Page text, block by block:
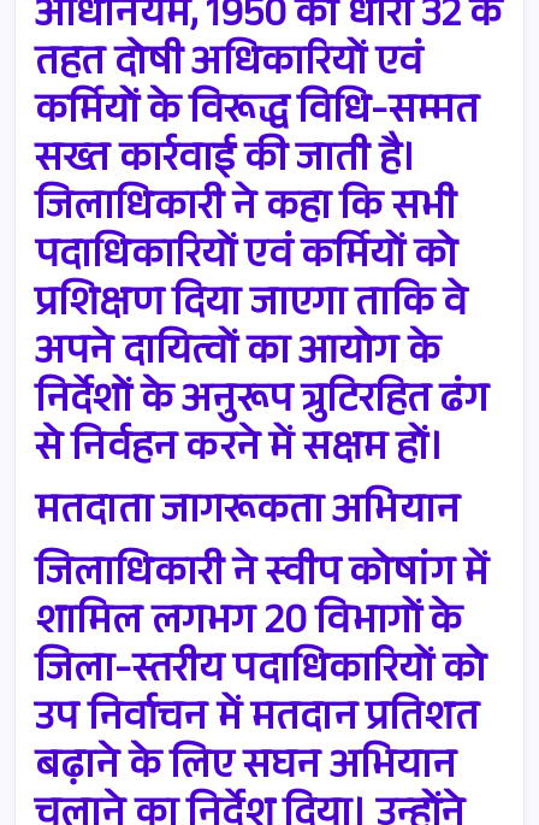
अधिनियम, 1950 की धारा 32 के
तहत दोषी अधिकारियों एवं
कर्मियों के विरूद्ध विधि-सम्मत
सख्त कार्रवाई की जाती है।
जिलाधिकारी ने कहा कि सभी
पदाधिकारियों एवं कर्मियों को
प्रशिक्षण दिया जाएगा ताकि वे
अपने दायित्वों का आयोग के
निर्देशों के अनुरूप त्रुटिरहित ढंग
से निर्वहन करने में सक्षम हों।
मतदाता जागरूकता अभियान
जिलाधिकारी ने स्वीप कोषांग में
शामिल लगभग 20 विभागों के
जिला-स्तरीय पदाधिकारियों को
उप निर्वाचन में मतदान प्रतिशत
बढ़ाने के लिए सघन अभियान